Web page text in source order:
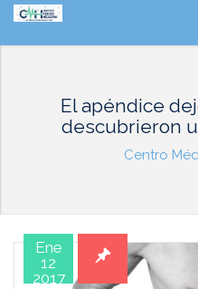
El apéndice
descubrieron
Centro
Ene
12
2017